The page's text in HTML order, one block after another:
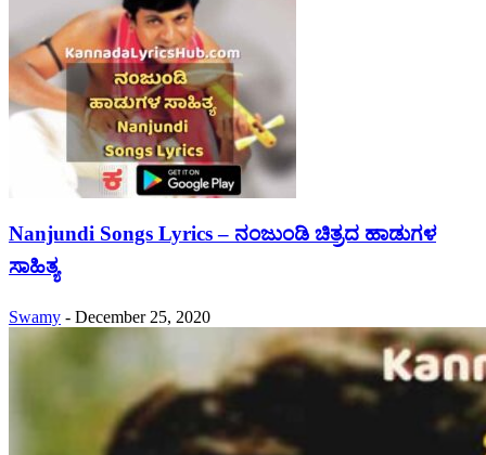
Nanjundi Songs Lyrics – ನಂಜುಂಡಿ ಚಿತ್ರದ ಹಾಡುಗಳ
ಸಾಹಿತ್ಯ
Swamy - December 25, 2020